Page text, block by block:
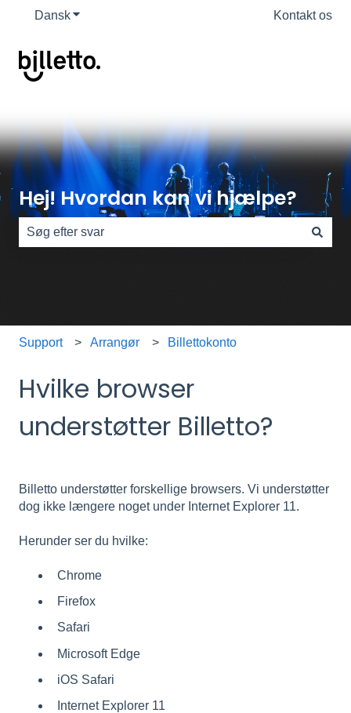
DanskVis undermenu for oversættelser Kontakt os
Hej! Hvordan kan vi hjælpe?
Support Arrangør Billettokonto
Hvilke browser
understøtter Billetto?
Billetto understøtter forskellige browsers. Vi understøtter
dog ikke længere noget under Internet Explorer 11.
Herunder ser du hvilke:
Chrome
Firefox
Safari
Microsoft Edge
iOS Safari
Internet Explorer 11